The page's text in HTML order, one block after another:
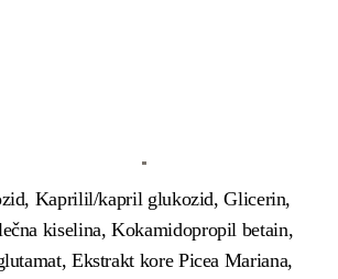
Kaprilil/kapril glukozid, Glicerin,
kiselina, Kokamidopropil betain,
Ekstrakt kore Picea Mariana,